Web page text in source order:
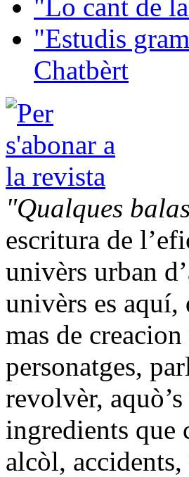
"Lo cant de
"Estudis
Chatbèrt
"Qualques
escritura de
univèrs urban
univèrs es aquí,
mas de
personatges,
revolvèr,
ingredients que
alcòl,